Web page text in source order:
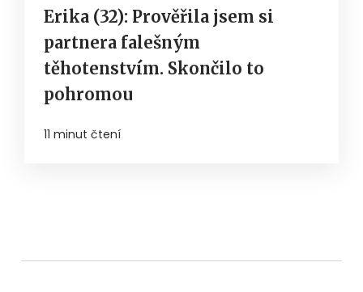
Erika (32): Prověřila jsem si
partnera falešným
těhotenstvím. Skončilo to
pohromou
11 minut čtení